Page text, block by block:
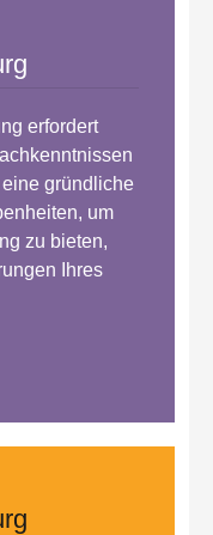
erfordert
gründliche
um
zu bieten,
Ihres